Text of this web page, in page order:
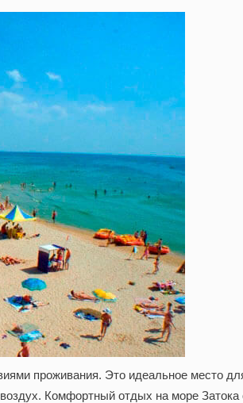
проживания. Это идеальное место
Комфортный отдых на море